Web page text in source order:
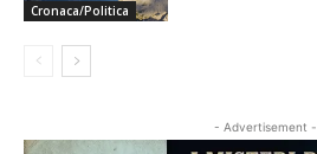
Cronaca/Politica
- Advertisement -